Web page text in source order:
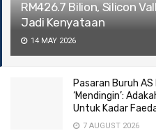
RM426.7 Bilion, Silicon
Jadi Kenyataan
14 MAY 2026
Pasaran Buruh AS
‘Mendingin’:
Untuk Kadar
7 AUGUST 2026